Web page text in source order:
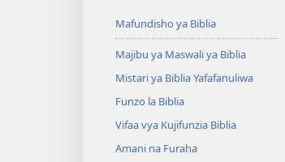
Mafundisho ya Biblia
Majibu ya Maswali ya Biblia
Mistari ya Biblia Yafafanuliwa
Funzo la Biblia
Vifaa vya Kujifunzia Biblia
Amani na Furaha